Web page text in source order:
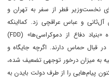
نخست‌وزیر قطر از سفر به تهران و
و عباس عراقچی زد. کما‌اینکه
ریچارد گلدبرگ، مشاور ارشد اندیشکده «بنیاد دفاع از دموکراسی‌ها» (FDD)
قبال حماس دارند. اگرچه جایگاه و
به میزان درخور توجهی تضعیف شده،
پیام‌هایی را از طرف دولت بایدن به